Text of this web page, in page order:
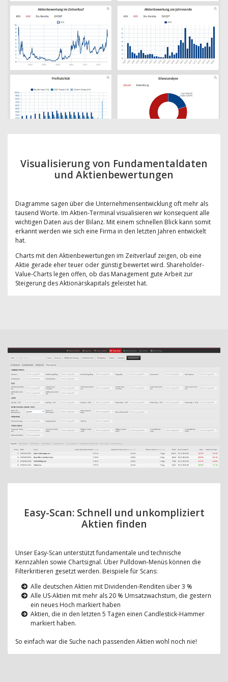
Visualisierung von Fundamentaldaten
und Aktienbewertungen
Diagramme sagen über die Unternehmensentwicklung oft mehr als
tausend Worte. Im Aktien-Terminal visualisieren wir konsequent alle
wichtigen Daten aus der Bilanz. Mit einem schnellen Blick kann somit
erkannt werden wie sich eine Firma in den letzten Jahren entwickelt
hat.
Charts mit den Aktienbewertungen im Zeitverlauf zeigen, ob eine
Aktie gerade eher teuer oder günstig bewertet wird. Shareholder-
Value-Charts legen offen, ob das Management gute Arbeit zur
Steigerung des Aktionärskapitals geleistet hat.
Easy-Scan: Schnell und unkompliziert
Aktien finden
Unser Easy-Scan unterstützt fundamentale und technische
Kennzahlen sowie Chartsignal. Über Pulldown-Menüs können die
Filterkritieren gesetzt werden. Beispiele für Scans:
Alle deutschen Aktien mit Dividenden-Renditen über 3 %
Alle US-Aktien mit mehr als 20 % Umsatzwachstum, die gestern
ein neues Hoch markiert haben
Aktien, die in den letzten 5 Tagen einen Candlestick-Hammer
markiert haben.
So einfach war die Suche nach passenden Aktien wohl noch nie!